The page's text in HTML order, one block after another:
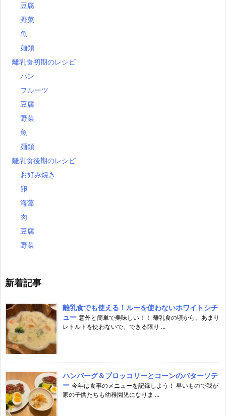
豆腐
野菜
魚
麺類
離乳食初期のレシピ
パン
フルーツ
豆腐
野菜
魚
麺類
離乳食後期のレシピ
お好み焼き
卵
海藻
肉
豆腐
野菜
新着記事
離乳食でも使える！ルーを使わないホワイトシチ
ュー 意外と簡単で美味しい！！ 離乳食の頃から、あまり
レトルトを使わないで、できる限り ...
ハンバーグ＆ブロッコリーとコーンのバターソテ
ー 今年は食事のメニューを記録しよう！ 早いもので我が
家の子供たちも幼稚園児になりま ...